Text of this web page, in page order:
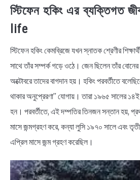
স্টিফেন হকিং এর ব্যক্তিগত
life
স্টিফেন হকিং কেমব্রিজে যখন স্নাতক শ্রেণীর
সাথে তাঁর সম্পর্ক গড়ে ওঠে। জেন ছিলেন তাঁর
অক্টোবরে তাদের বাগদান হয়। হকিং পরবর্তীতে
থাকার অনুপ্রেরণা” যোগায়। তারা ১৯৬৫ সালের
হন। পরবর্তীতে, এই দম্পতির তিনজন সন্তান হয়,
মাসে জন্মগ্রহণ করে, কন্যা লুসি ১৯৭০ সালে এবং
এপ্রিল মাসে জন্ম গ্রহণ করেছিল।